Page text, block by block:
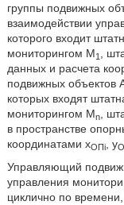
группы подвижных
взаимодействии
которого входит
мониторингом М1 ,
данных и расчета
подвижных объектов
которых входят
мониторингом Мn,
в пространстве
координатами xОПi, y
Управляющий
управления
циклично по